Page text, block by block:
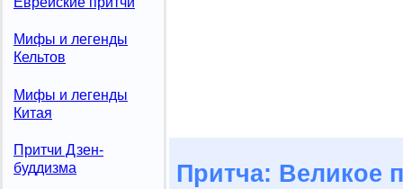
Мифы и легенды
Кельтов
Мифы и легенды
Китая
Притчи Дзен-
буддизма
Притча: Великое